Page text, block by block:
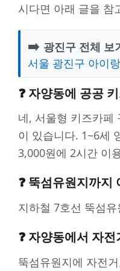
시다면 아래 글을 참
➡️ 광진구 전체 보
서울 광진구 아이
❓ 자양동에 공공
네, 서울형 키즈카페
이 있습니다. 1~6세
3,000원에 2시간 이
❓ 뚝섬유원지까지
지하철 7호선 뚝섬
❓ 자양동에서 자
뚝섬유원지에 자전